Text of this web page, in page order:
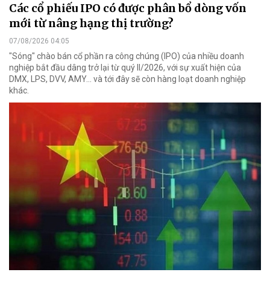
Các cổ phiếu IPO có được phân bổ dòng vốn
mới từ nâng hạng thị trường?
07/08/2026 04:05
"Sóng" chào bán cổ phần ra công chúng (IPO) của nhiều doanh
nghiệp bắt đầu dâng trở lại từ quý II/2026, với sự xuất hiện của
DMX, LPS, DVV, AMY... và tới đây sẽ còn hàng loạt doanh nghiệp
khác.